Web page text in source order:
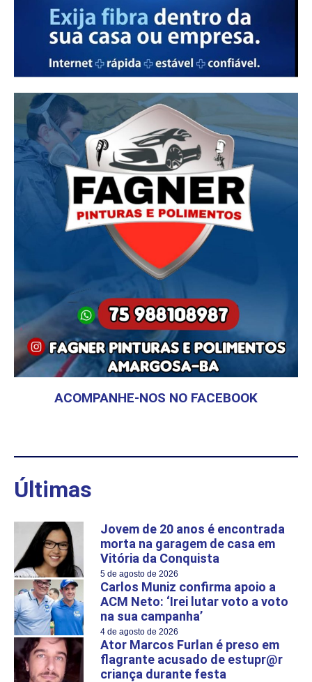
ACOMPANHE-NOS NO FACEBOOK
Últimas
Jovem de 20 anos é encontrada
morta na garagem de casa em
Vitória da Conquista
5 de agosto de 2026
Carlos Muniz confirma apoio a
ACM Neto: ‘Irei lutar voto a voto
na sua campanha’
4 de agosto de 2026
Ator Marcos Furlan é preso em
flagrante acusado de estupr@r
criança durante festa